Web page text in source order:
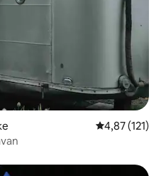
Gemiddelde
4,87 (121)